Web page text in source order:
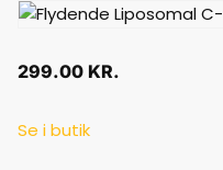
299.00 KR.
Se i butik